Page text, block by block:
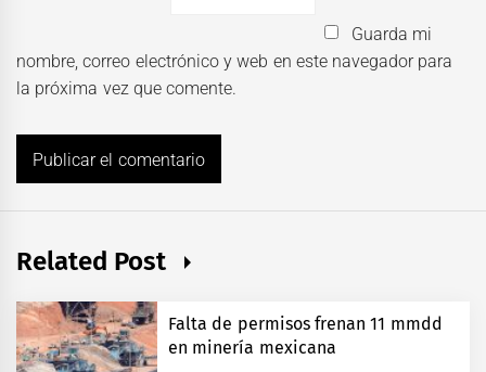
Guarda mi
nombre, correo electrónico y web en este navegador para
la próxima vez que comente.
Related Post
Falta de permisos frenan 11 mmdd
en minería mexicana